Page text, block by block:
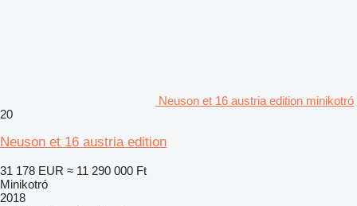
Neuson et 16 austria edition minikotró
20
Neuson et 16 austria edition
31 178 EUR ≈ 11 290 000 Ft
Minikotró
2018